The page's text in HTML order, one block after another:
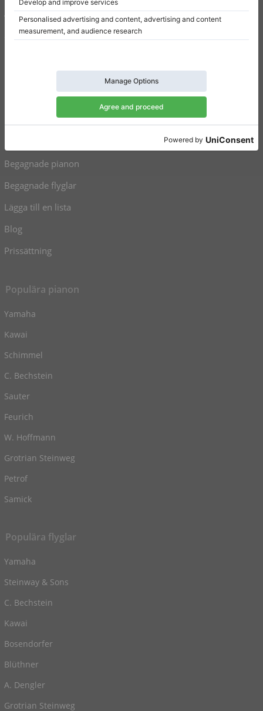
Användarvillkor
Sekretesspolicy
Upprätt pianon till salu
Begagnade pianon
Begagnade flyglar
Lägga till en lista
Blog
Prissättning
Populära pianon
Yamaha
Kawai
Schimmel
C. Bechstein
Sauter
Feurich
W. Hoffmann
Grotrian Steinweg
Petrof
Samick
Populära flyglar
Yamaha
Steinway & Sons
C. Bechstein
Kawai
Bosendorfer
Blüthner
A. Dengler
Grotrian Steinweg